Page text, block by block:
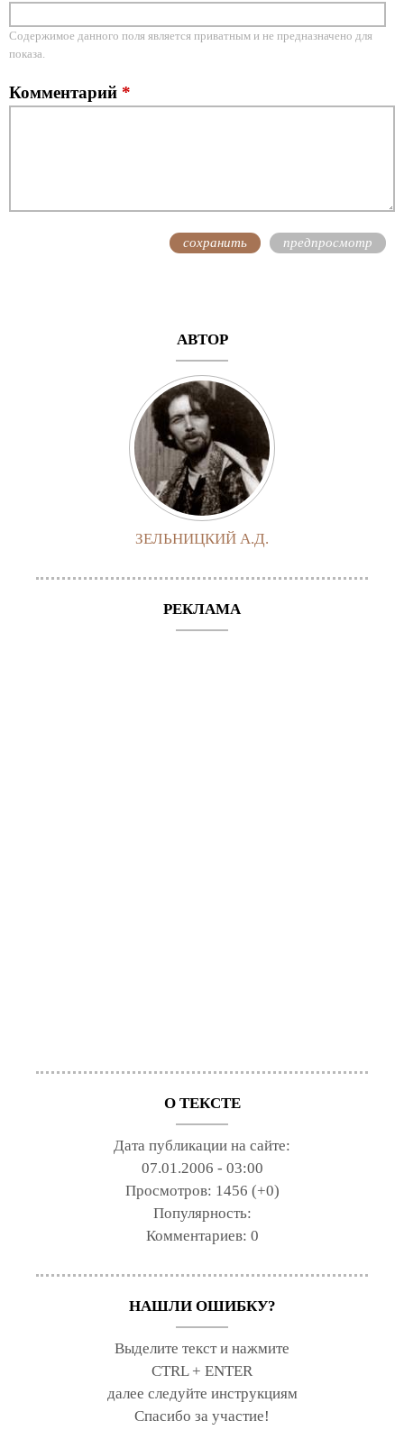
Содержимое данного поля является приватным и не предназначено для
показа.
Комментарий *
АВТОР
ЗЕЛЬНИЦКИЙ А.Д.
РЕКЛАМА
О ТЕКСТЕ
Дата публикации на сайте:
07.01.2006 - 03:00
Просмотров: 1456 (+0)
Популярность:
Комментариев: 0
НАШЛИ ОШИБКУ?
Выделите текст и нажмите
CTRL + ENTER
далее следуйте инструкциям
Спасибо за участие!